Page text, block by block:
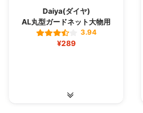
Daiya(ダイヤ)
AL丸型ガードネット大物用
3.94
¥289